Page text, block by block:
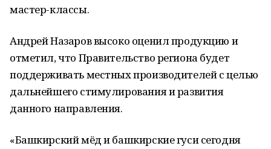
мастер-классы.
Андрей Назаров высоко оценил продукцию и
отметил, что Правительство региона будет
поддерживать местных производителей с целью
дальнейшего стимулирования и развития
данного направления.
«Башкирский мёд и башкирские гуси сегодня